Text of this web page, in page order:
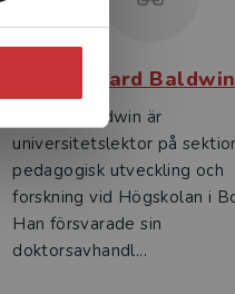
Richard Baldwin
Richard Baldwin är
universitetslektor på
pedagogisk utveckling och
forskning vid Högskolan i
Han försvarade sin
doktorsavhandl...